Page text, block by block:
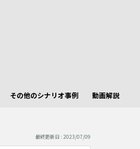
その他のシナリオ事例 動画解説
最終更新日 : 2023/07/09